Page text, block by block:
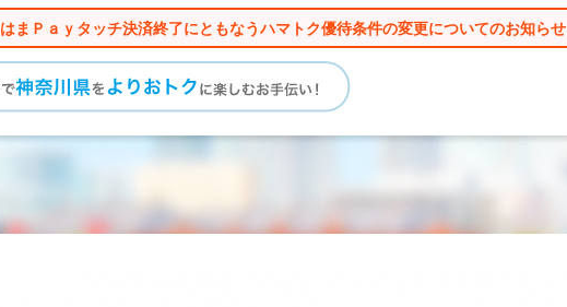
はまＰａｙタッチ決済終了にともなうハマトク優待条件の変更についてのお知らせ